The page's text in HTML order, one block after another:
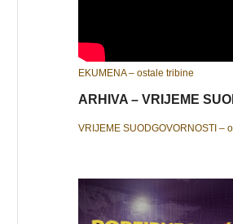
EKUMENA – ostale tribine
ARHIVA – VRIJEME
VRIJEME SUODGOVORNOSTI –